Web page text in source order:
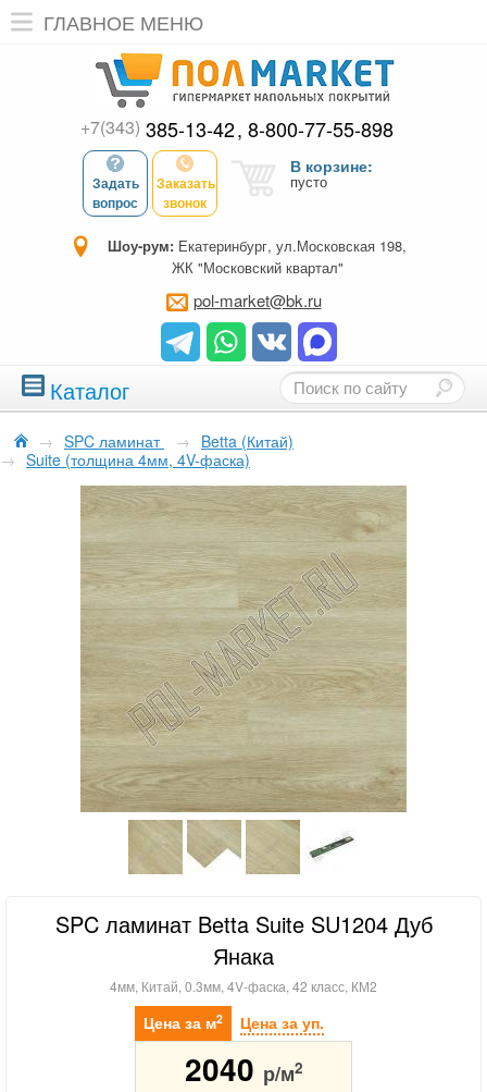
ГЛАВНОЕ МЕНЮ
+7(343) 385-13-42 8-800-77-55-898
Задать
вопрос
Заказать
звонок
В корзине:
пусто
Шоу-рум: Екатеринбург, ул.Московская 198,
ЖК "Московский квартал"
pol-market@bk.ru
Каталог
→ SPC ламинат → Betta (Китай)
→ Suite (толщина 4мм, 4V-фаска)
SPC ламинат Betta Suite SU1204 Дуб
Янака
4мм, Китай, 0.3мм, 4V-фаска, 42 класс, КМ2
Цена за м2 Цена за уп.
2040 р/м2